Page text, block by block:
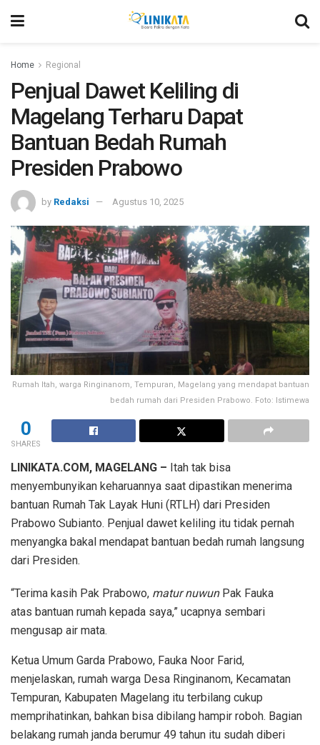
Home Regional
Penjual Dawet Keliling di
Magelang Terharu Dapat
Bantuan Bedah Rumah
Presiden Prabowo
by Redaksi Agustus 10, 2025
Rumah Itah, warga Ringinanom, Tempuran, Magelang yang mendapat bantuan
bedah rumah dari Presiden Prabowo. Foto: Istimewa
0
SHARES
LINIKATA.COM, MAGELANG – Itah tak bisa
menyembunyikan keharuannya saat dipastikan menerima
bantuan Rumah Tak Layak Huni (RTLH) dari Presiden
Prabowo Subianto. Penjual dawet keliling itu tidak pernah
menyangka bakal mendapat bantuan bedah rumah langsung
dari Presiden.
“Terima kasih Pak Prabowo, matur nuwunPak Fauka
atas bantuan rumah kepada saya,” ucapnya sembari
mengusap air mata.
Ketua Umum Garda Prabowo, Fauka Noor Farid,
menjelaskan, rumah warga Desa Ringinanom, Kecamatan
Tempuran, Kabupaten Magelang itu terbilang cukup
memprihatinkan, bahkan bisa dibilang hampir roboh. Bagian
belakang rumah janda berumur 49 tahun itu sudah diberi